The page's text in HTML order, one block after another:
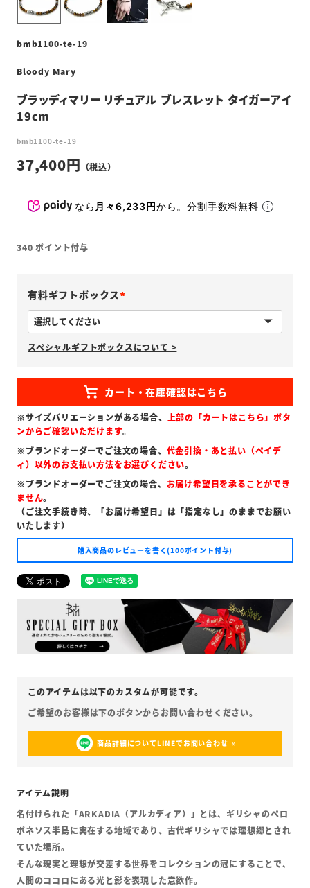
bmb1100-te-19
Bloody Mary
ブラッディマリー リチュアル ブレスレット タイガーアイ
19cm
bmb1100-te-19
37,400
なら 月々6,233円から。分割手数料無料
340 ポイント付与
有料ギフトボックス
必
須
)
スペシャルギフトボックスについて >
※サイズバリエーションがある場合、 上部の「カートはこちら」ボタ
ンからご確認いただけます。
※ブランドオーダーでご注文の場合、 代金引換・あと払い（ペイデ
ィ）以外のお支払い方法をお選びください。
※ブランドオーダーでご注文の場合、 お届け希望日を承ることができ
ません。
（ご注文手続き時、「お届け希望日」は「指定なし」のままでお願い
いたします）
購入商品のレビューを書く(100ポイント付与)
商品詳細についてLINEでお問い合わせ
名付けられた「ARKADIA（アルカディア）」とは、ギリシャのペロ
ポネソス半島に実在する地域であり、古代ギリシャでは理想郷とされ
ていた場所。
そんな現実と理想が交差する世界をコレクションの冠にすることで、
人間のココロにある光と影を表現した意欲作。